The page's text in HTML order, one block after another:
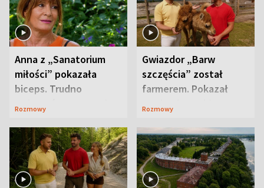
Anna z „Sanatorium
miłości” pokazała
biceps. Trudno
uwierzyć, co przeszła
Rozmowy
Gwiazdor „Barw
szczęścia” został
farmerem. Pokazał
swoje niezwykłe
Rozmowy